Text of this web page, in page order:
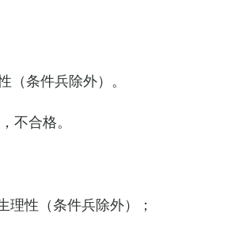
（条件兵除外）。
不合格。
理性（条件兵除外）；